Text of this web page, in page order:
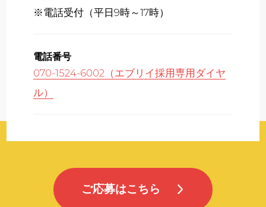
※電話受付（平日9時～17時）
電話番号
070-1524-6002（エブリイ採用専用ダイヤ
ル）
ご応募はこちら